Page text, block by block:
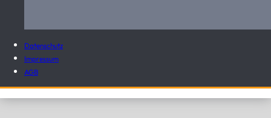
Datenschutz
Impressum
AGB